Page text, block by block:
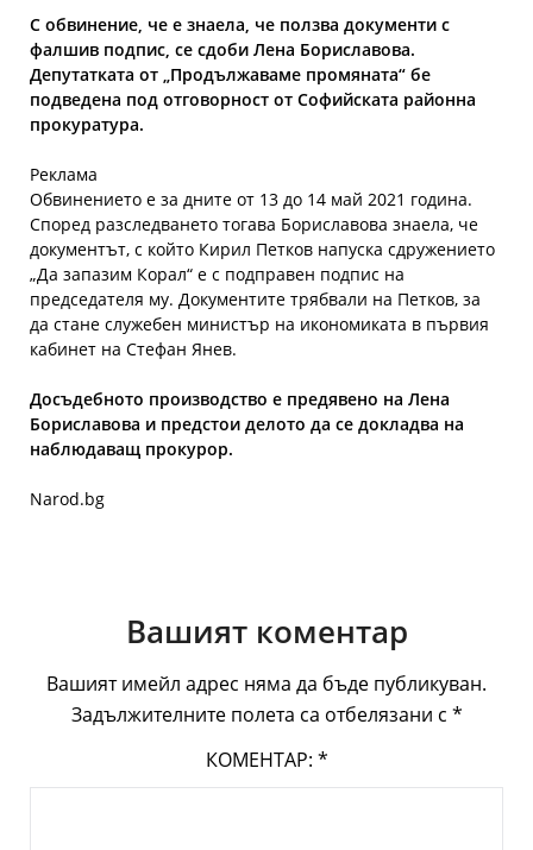
С обвинение, че е знаела, че ползва документи с
фалшив подпис, се сдоби Лена Бориславова.
Депутатката от „Продължаваме промяната“ бе
подведена под отговорност от Софийската районна
прокуратура.
Реклама
Обвинението е за дните от 13 до 14 май 2021 година.
Според разследването тогава Бориславова знаела, че
документът, с който Кирил Петков напуска сдружението
„Да запазим Корал“ е с подправен подпис на
председателя му. Документите трябвали на Петков, за
да стане служебен министър на икономиката в първия
кабинет на Стефан Янев.
Досъдебното производство е предявено на Лена
Бориславова и предстои делото да се докладва на
наблюдаващ прокурор.
Narod.bg
Вашият коментар
Вашият имейл адрес няма да бъде публикуван.
Задължителните полета са отбелязани с *
КОМЕНТАР: *